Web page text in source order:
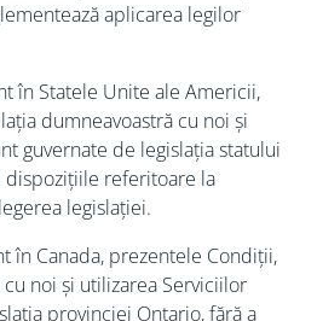
aplicarea legilor
în Statele Unite ale Americii,
dumneavoastră cu noi și
guvernate de legislația statului
dispozițiile referitoare la
legislației.
în Canada, prezentele Condiții,
noi și utilizarea Serviciilor
provinciei Ontario, fără a